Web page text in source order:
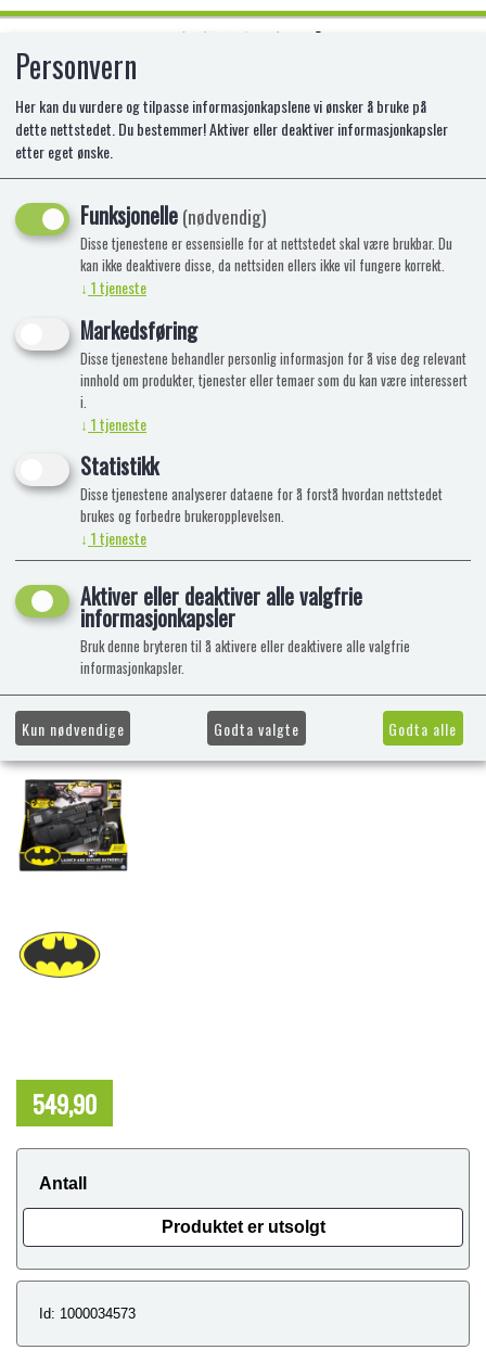
BATMAN RC LAUNCH & DEFEND
BATMOBILE
MA-6055747
549,90
Antall
Produktet er utsolgt
Id: 1000034573
Personvern
Her kan du vurdere og tilpasse informasjonkapslene vi ønsker å bruke på
dette nettstedet. Du bestemmer! Aktiver eller deaktiver informasjonkapsler
etter eget ønske.
Funksjonelle(nødvendig)
Disse tjenestene er essensielle for at nettstedet skal være brukbar. Du
kan ikke deaktivere disse, da nettsiden ellers ikke vil fungere korrekt.
↓ 1tjeneste
Markedsføring
Disse tjenestene behandler personlig informasjon for å vise deg relevant
innhold om produkter, tjenester eller temaer som du kan være interessert
i.
↓ 1tjeneste
Statistikk
Disse tjenestene analyserer dataene for å forstå hvordan nettstedet
brukes og forbedre brukeropplevelsen.
↓ 1tjeneste
Aktiver eller deaktiver alle valgfrie
informasjonkapsler
Bruk denne bryteren til å aktivere eller deaktivere alle valgfrie
informasjonkapsler.
Kun nødvendige Godta valgte Godta alle